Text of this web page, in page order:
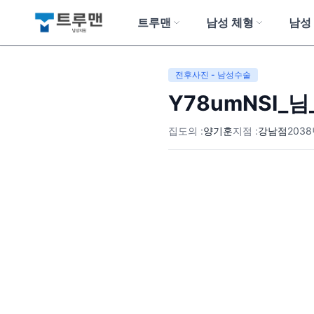
트루맨 남성의원
트루맨 남성 체형 남
전후사진 - 남성수술
Y78umNSI_님
집도의 :양기훈지점 :강남점2038